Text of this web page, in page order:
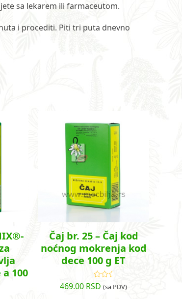
sa lekarem ili farmaceutom.
i procediti. Piti tri puta dnevno
100
Čaj br. 25 – Čaj kod
noćnog mokrenja kod
dece 100 g ET
Ocenjeno
sa4.78od
469.00 RSD (sa PDV)